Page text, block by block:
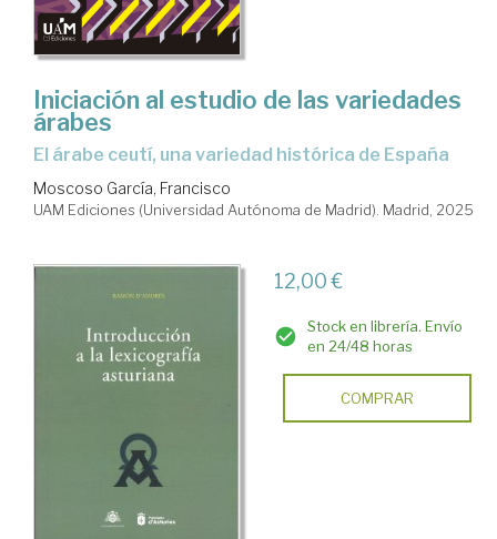
Iniciación al estudio de las variedades
árabes
El árabe ceutí, una variedad histórica de España
Moscoso García, Francisco
UAM Ediciones (Universidad Autónoma de Madrid). Madrid, 2025
12,00 €
Stock en librería. Envío
en 24/48 horas
COMPRAR